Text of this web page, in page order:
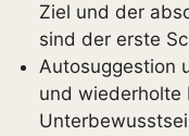
Ziel und der
sind der erste
Autosuggestion
und wiederholte